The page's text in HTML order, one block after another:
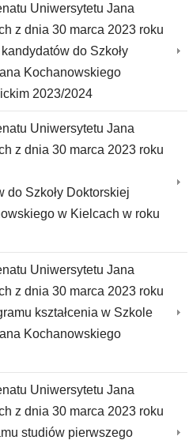
Uniwersytetu Jana
z dnia 30 marca 2023 roku
do Szkoły
Kochanowskiego
2023/2024
Uniwersytetu Jana
z dnia 30 marca 2023 roku
do Szkoły Doktorskiej
w Kielcach w roku
Uniwersytetu Jana
z dnia 30 marca 2023 roku
kształcenia w Szkole
Kochanowskiego
Uniwersytetu Jana
z dnia 30 marca 2023 roku
studiów pierwszego